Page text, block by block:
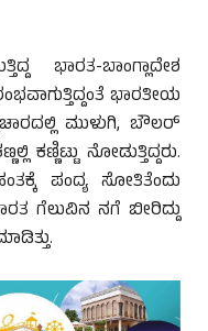
ಭಾರತ-ಬಾಂಗ್ಲಾದೇಶ
ಭಾರತೀಯ
ಮುಳುಗಿ, ಬೌಲರ್
ಕಣ್ಣಿಟ್ಟು ನೋಡುತ್ತಿದ್ದರು.
ಪಂದ್ಯ ಸೋತಿತೆಂದು
ಗೆಲುವಿನ ನಗೆ ಬೀರಿದ್ದು